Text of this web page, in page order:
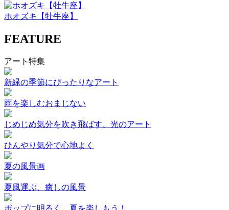
ホオズキ【牡牛座】
FEATURE
アート特集
新緑の季節にぴったりなアート
雨を楽しむおまじない
じめじめ気分を吹き飛ばす、光のアート
ひんやり気分で心地よく
夏の風景画
夏風運ぶ、癒しの風景